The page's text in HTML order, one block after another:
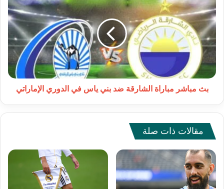
مباشر
مباراة
الشارقة
ضد
بني
ياس
في
الدوري
الإماراتي
بث مباشر مباراة الشارقة ضد بني ياس في الدوري الإماراتي
مقالات ذات صلة